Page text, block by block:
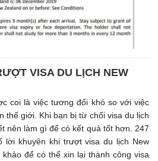
VISA DU LỊCH NEW
coi là việc tương đối khó so với việc
thế giới. Khi bạn bị từ chối visa du lịch
nên làm gì để có kết quả tốt hơn. 247
lời khuyên khi trượt visa du lịch New
để có thể xin lại thành công visa